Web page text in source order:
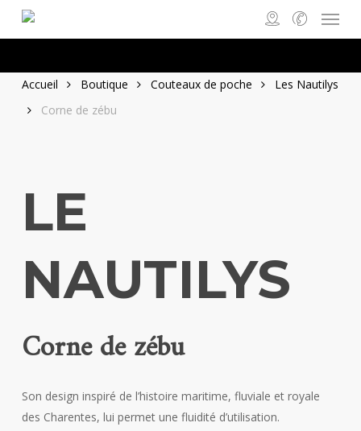
content
Menu
Accueil Boutique Couteaux de poche
Les Nautilys
Corne de zébu
LE
NAUTILYS
Corne de zébu
Son design inspiré de l’histoire maritime, fluviale et royale
des Charentes, lui permet une fluidité d’utilisation.